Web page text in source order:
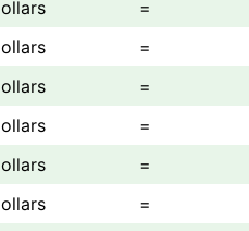
=
=
=
=
=
=